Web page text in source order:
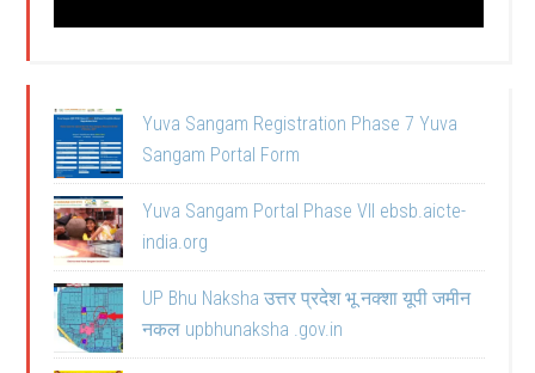
Yuva Sangam Registration Phase 7 Yuva
Sangam Portal Form
Yuva Sangam Portal Phase VII ebsb.aicte-
india.org
UP Bhu Naksha उत्तर प्रदेश भू नक्शा यूपी जमीन
नकल upbhunaksha .gov.in